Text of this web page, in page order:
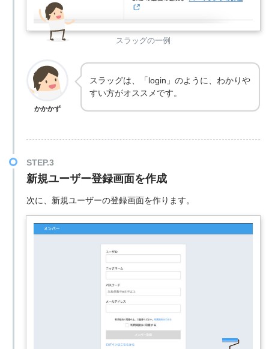
スラッグの一例
かかかず
スラッグは、「login」のように、わかりや
すい方がオススメです。
新規ユーザー登録画面を作成
次に、新規ユーザーの登録画面を作ります。